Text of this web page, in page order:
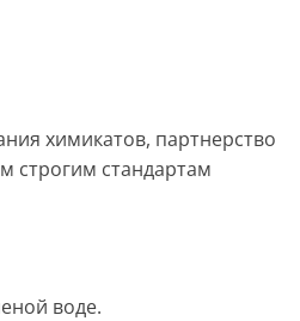
химикатов, партнерство
строгим стандартам
воде.